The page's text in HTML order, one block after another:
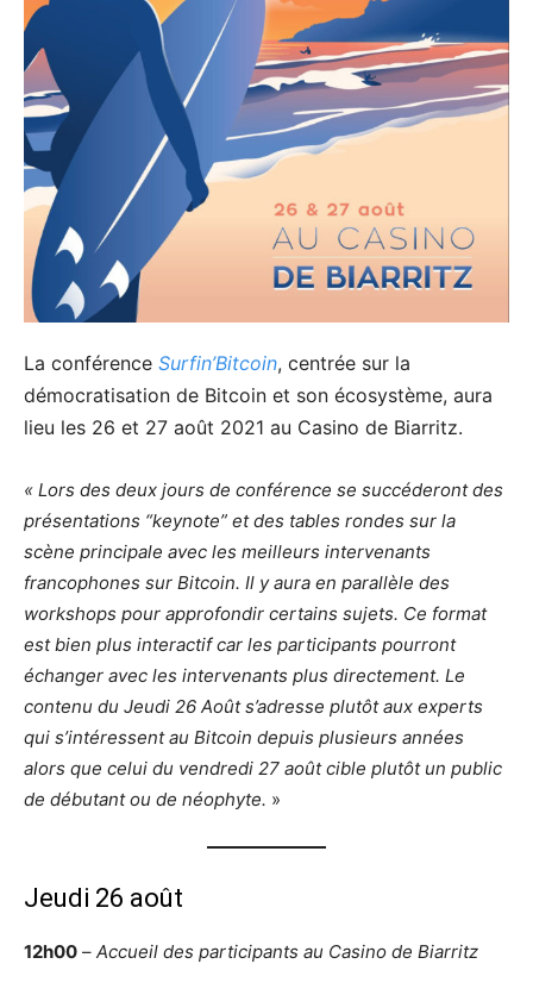
La conférence Surfin’Bitcoin, centrée sur la
démocratisation de Bitcoin et son écosystème, aura
lieu les 26 et 27 août 2021 au Casino de Biarritz.
« Lors des deux jours de conférence se succéderont des
présentations “keynote” et des tables rondes sur la
scène principale avec les meilleurs intervenants
francophones sur Bitcoin. Il y aura en parallèle des
workshops pour approfondir certains sujets. Ce format
est bien plus interactif car les participants pourront
échanger avec les intervenants plus directement. Le
contenu du Jeudi 26 Août s’adresse plutôt aux experts
qui s’intéressent au Bitcoin depuis plusieurs années
alors que celui du vendredi 27 août cible plutôt un public
de débutant ou de néophyte. »
Jeudi 26 août
12h00 – Accueil des participants au Casino de Biarritz